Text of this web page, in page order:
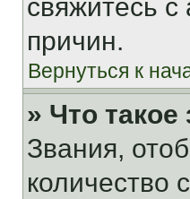
свяжитесь
причин.
Вернуться к
» Что такое
Звания,
количество